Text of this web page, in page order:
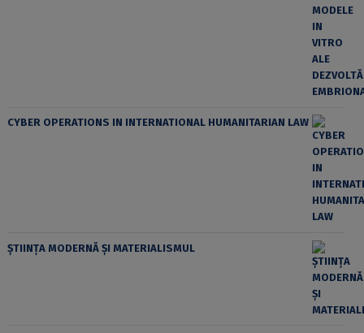
CYBER OPERATIONS IN INTERNATIONAL HUMANITARIAN LAW
ȘTIINȚA MODERNĂ ȘI MATERIALISMUL